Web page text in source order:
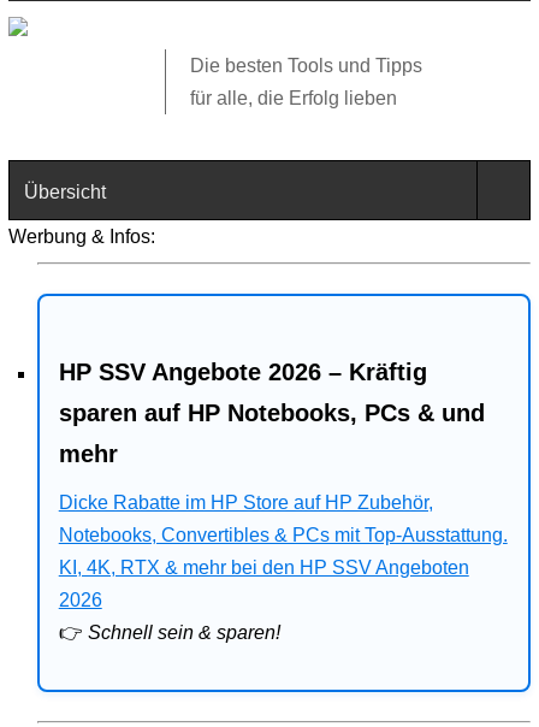
Die besten Tools und Tipps
für alle, die Erfolg lieben
Übersicht
Web
Business
Angebote
Bitdefender
Ratgeber
Werbung & Infos:
HP SSV Angebote 2026 – Kräftig
sparen auf HP Notebooks, PCs & und
mehr
Dicke Rabatte im HP Store auf HP Zubehör,
Notebooks, Convertibles & PCs mit Top-Ausstattung.
KI, 4K, RTX & mehr bei den HP SSV Angeboten
2026
👉 Schnell sein & sparen!